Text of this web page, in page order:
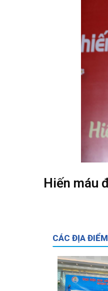
Hiến máu
CÁC ĐỊA